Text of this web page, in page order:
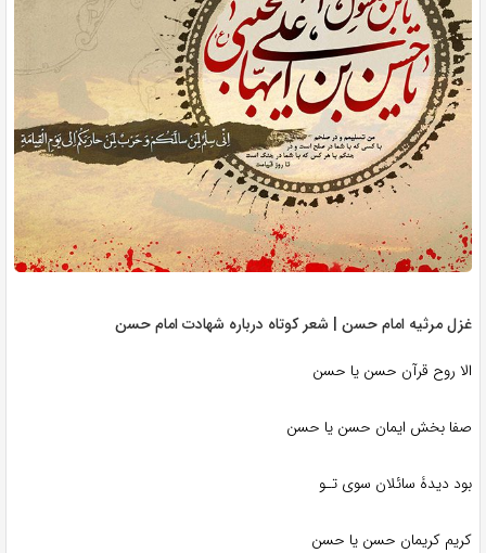
غزل مرثیه امام حسن | شعر کوتاه درباره شهادت امام حسن
الا روح قرآن حسن یا حسن
صفا بخش ایمان حسن یا حسن
بود دیدۀ سائلان سوی تـو
کریم کریمان حسن یا حسن